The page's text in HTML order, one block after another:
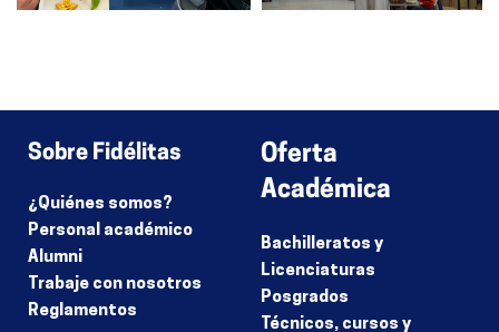
Sobre Fidélitas
¿Quiénes somos?
Personal académico
Alumni
Trabaje con nosotros
Reglamentos
Oferta
Académica
Bachilleratos y
Licenciaturas
Posgrados
Técnicos, cursos y